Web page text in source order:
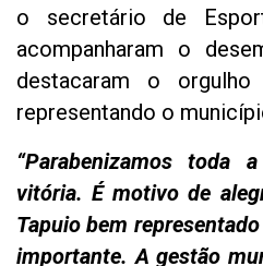
o secretário de
acompanharam o
destacaram o
representando o
“Parabenizamos toda
vitória. É motivo de
Tapuio bem
importante. A gestão